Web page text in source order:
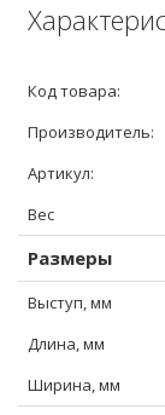
Код товара:
Производитель:
Артикул:
Вес
Размеры
Выступ, мм
Длина, мм
Ширина, мм